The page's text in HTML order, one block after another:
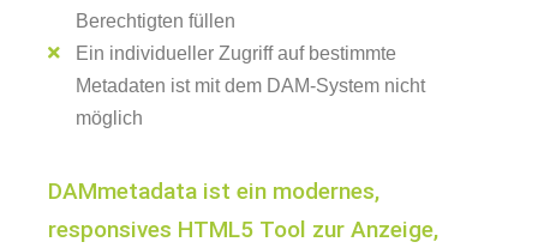
Berechtigten füllen
Ein individueller Zugriff auf bestimmte
Metadaten ist mit dem DAM-System nicht
möglich
DAMmetadata ist ein modernes,
responsives HTML5 Tool zur Anzeige,